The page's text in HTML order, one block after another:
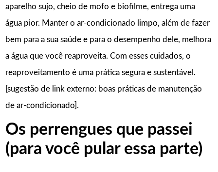
aparelho sujo, cheio de mofo e biofilme, entrega uma
água pior. Manter o ar-condicionado limpo, além de fazer
bem para a sua saúde e para o desempenho dele, melhora
a água que você reaproveita. Com esses cuidados, o
reaproveitamento é uma prática segura e sustentável.
[sugestão de link externo: boas práticas de manutenção
de ar-condicionado].
Os perrengues que passei
(para você pular essa parte)